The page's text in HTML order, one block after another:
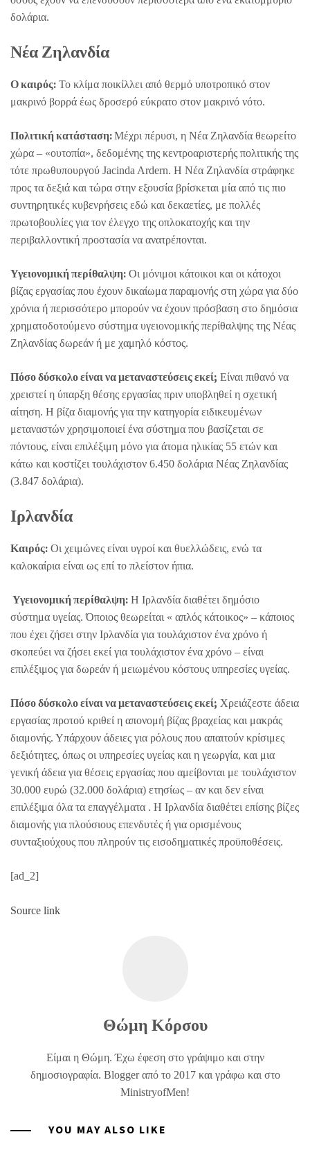
δολάρια.
Νέα Ζηλανδία
Ο καιρός: Το κλίμα ποικίλλει από θερμό υποτροπικό στον
μακρινό βορρά έως δροσερό εύκρατο στον μακρινό νότο.
Πολιτική κατάσταση:Μέχρι πέρυσι, η Νέα Ζηλανδία θεωρείτο
χώρα – «ουτοπία», δεδομένης της κεντροαριστερής πολιτικής της
τότε πρωθυπουργού Jacinda Ardern. Η Νέα Ζηλανδία στράφηκε
προς τα δεξιά και τώρα στην εξουσία βρίσκεται μία από τις πιο
συντηρητικές κυβενρήσεις εδώ και δεκαετίες, με πολλές
πρωτοβουλίες για τον έλεγχο της οπλοκατοχής και την
περιβαλλοντική προστασία να ανατρέπονται.
Υγειονομική περίθαλψη: Οι μόνιμοι κάτοικοι και οι κάτοχοι
βίζας εργασίας που έχουν δικαίωμα παραμονής στη χώρα για δύο
χρόνια ή περισσότερο μπορούν να έχουν πρόσβαση στο δημόσια
χρηματοδοτούμενο σύστημα υγειονομικής περίθαλψης της Νέας
Ζηλανδίας δωρεάν ή με χαμηλό κόστος.
Πόσο δύσκολο είναι να μεταναστεύσεις εκεί; Είναι πιθανό να
χρειστεί η ύπαρξη θέσης εργασίας πριν υποβληθεί η σχετική
αίτηση. Η βίζα διαμονής για την κατηγορία ειδικευμένων
μεταναστών χρησιμοποιεί ένα σύστημα που βασίζεται σε
πόντους, είναι επιλέξιμη μόνο για άτομα ηλικίας 55 ετών και
κάτω και κοστίζει τουλάχιστον 6.450 δολάρια Νέας Ζηλανδίας
(3.847 δολάρια).
Ιρλανδία
Καιρός: Οι χειμώνες είναι υγροί και θυελλώδεις, ενώ τα
καλοκαίρια είναι ως επί το πλείστον ήπια.
Υγειονομική περίθαλψη: Η Ιρλανδία διαθέτει δημόσιο
σύστημα υγείας. Όποιος θεωρείται « απλός κάτοικος» – κάποιος
που έχει ζήσει στην Ιρλανδία για τουλάχιστον ένα χρόνο ή
σκοπεύει να ζήσει εκεί για τουλάχιστον ένα χρόνο – είναι
επιλέξιμος για δωρεάν ή μειωμένου κόστους υπηρεσίες υγείας.
Πόσο δύσκολο είναι να μεταναστεύσεις εκεί; Χρειάζεστε άδεια
εργασίας προτού κριθεί η απονομή βίζας βραχείας και μακράς
διαμονής. Υπάρχουν άδειες για ρόλους που απαιτούν κρίσιμες
δεξιότητες, όπως οι υπηρεσίες υγείας και η γεωργία, και μια
γενική άδεια για θέσεις εργασίας που αμείβονται με τουλάχιστον
30.000 ευρώ (32.000 δολάρια) ετησίως – αν και δεν είναι
επιλέξιμα όλα τα επαγγέλματα . Η Ιρλανδία διαθέτει επίσης βίζες
διαμονής για πλούσιους επενδυτές ή για ορισμένους
συνταξιούχους που πληρούν τις εισοδηματικές προϋποθέσεις.
[ad_2]
Source link
Θώμη Κόρσου
Είμαι η Θώμη. Έχω έφεση στο γράψιμο και στην
δημοσιογραφία. Blogger από το 2017 και γράφω και στο
MinistryofMen!
YOU MAY ALSO LIKE